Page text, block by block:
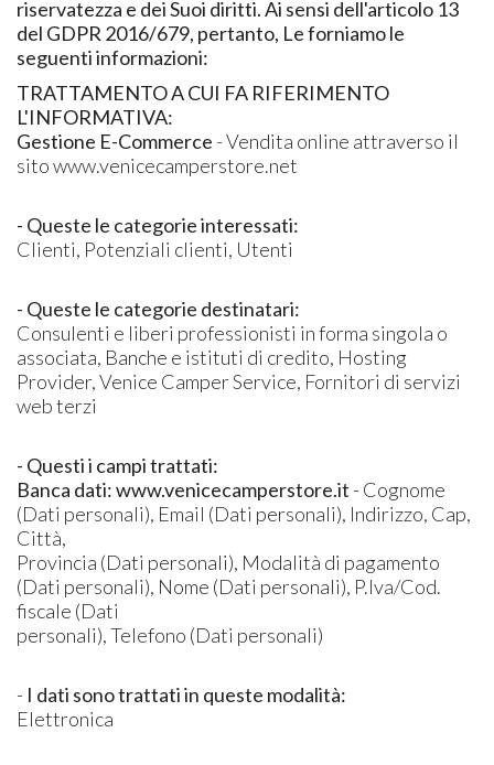
riservatezza e dei Suoi diritti. Ai sensi dell'articolo 13
del GDPR 2016/679, pertanto, Le forniamo le
seguenti informazioni:
TRATTAMENTO A CUI FA RIFERIMENTO
L'INFORMATIVA:
Gestione E-Commerce - Vendita online attraverso il
sito www.venicecamperstore.net
- Queste le categorie interessati:
Clienti, Potenziali clienti, Utenti
- Queste le categorie destinatari:
Consulenti e liberi professionisti in forma singola o
associata, Banche e istituti di credito, Hosting
Provider, Venice Camper Service, Fornitori di servizi
web terzi
- Questi i campi trattati:
Banca dati: www.venicecamperstore.it - Cognome
(Dati personali), Email (Dati personali), Indirizzo, Cap,
Città,
Provincia (Dati personali), Modalità di pagamento
(Dati personali), Nome (Dati personali), P.Iva/Cod.
fiscale (Dati
personali), Telefono (Dati personali)
- I dati sono trattati in queste modalità:
Elettronica